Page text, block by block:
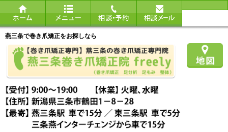
燕三条で巻き爪矯正をお探しなら